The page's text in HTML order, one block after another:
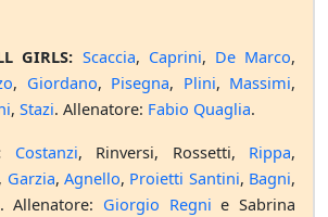
GIRLS: Scaccia, Caprini, De Marco,
, Giordano, Pisegna, Plini, Massimi,
, Stazi. Allenatore: Fabio Quaglia.
Costanzi, Rinversi, Rossetti, Rippa,
, Garzia,Agnello, Proietti Santini, Bagni,
Allenatore: Giorgio Regni e Sabrina